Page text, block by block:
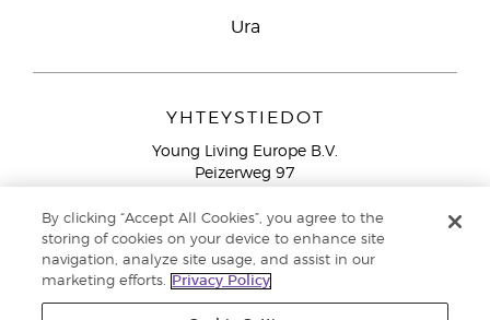
Ura
YHTEYSTIEDOT
Young Living Europe B.V.
Peizerweg 97
Netherlands
Ilmainen yhteydenotto lankanumeroista Suomesta
913 239
Email: asiakaspalvelu@youngliving.com
By clicking “Accept All Cookies”, you agree to the
storing of cookies on your device to enhance site
navigation, analyze site usage, and assist in our
marketing efforts.
Privacy Policy